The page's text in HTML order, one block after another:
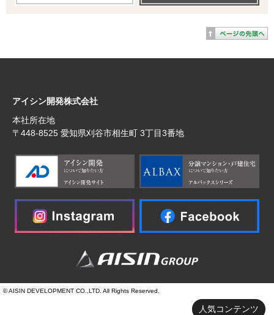
人気コンテンツ
アイシン開発株式会社
本社所在地
〒448‐8525 愛知県刈谷市相生町 3丁目3番地
© AISIN DEVELOPMENT CO.,LTD. All Rights Reserved.